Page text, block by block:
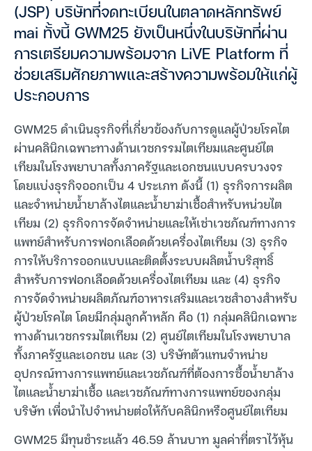
(JSP) บริษัทที่จดทะเบียนในตลาดหลักทรัพย์
mai ทั้งนี้ GWM25 ยังเป็นหนึ่งในบริษัทที่ผ่าน
การเตรียมความพร้อมจาก LiVE Platform ที่
ช่วยเสริมศักยภาพและสร้างความพร้อมให้แก่ผู้
ประกอบการ
GWM25 ดำเนินธุรกิจที่เกี่ยวข้องกับการดูแลผู้ป่วยโรคไต
ผ่านคลินิกเฉพาะทางด้านเวชกรรมไตเทียมและศูนย์ไต
เทียมในโรงพยาบาลทั้งภาครัฐและเอกชนแบบครบวงจร
โดยแบ่งธุรกิจออกเป็น 4 ประเภท ดังนี้ (1) ธุรกิจการผลิต
และจำหน่ายน้ำยาล้างไตและน้ำยาฆ่าเชื้อสำหรับหน่วยไต
เทียม (2) ธุรกิจการจัดจำหน่ายและให้เช่าเวชภัณฑ์ทางการ
แพทย์สำหรับการฟอกเลือดด้วยเครื่องไตเทียม (3) ธุรกิจ
การให้บริการออกแบบและติดตั้งระบบผลิตน้ำบริสุทธิ์
สำหรับการฟอกเลือดด้วยเครื่องไตเทียม และ (4) ธุรกิจ
การจัดจำหน่ายผลิตภัณฑ์อาหารเสริมและเวชสำอางสำหรับ
ผู้ป่วยโรคไต โดยมีกลุ่มลูกค้าหลัก คือ (1) กลุ่มคลินิกเฉพาะ
ทางด้านเวชกรรมไตเทียม (2) ศูนย์ไตเทียมในโรงพยาบาล
ทั้งภาครัฐและเอกชน และ (3) บริษัทตัวแทนจำหน่าย
อุปกรณ์ทางการแพทย์และเวชภัณฑ์ที่ต้องการซื้อน้ำยาล้าง
ไตและน้ำยาฆ่าเชื้อ และเวชภัณฑ์ทางการแพทย์ของกลุ่ม
บริษัท เพื่อนำไปจำหน่ายต่อให้กับคลินิกหรือศูนย์ไตเทียม
GWM25 มีทุนชำระแล้ว 46.59 ล้านบาท มูลค่าที่ตราไว้หุ้น